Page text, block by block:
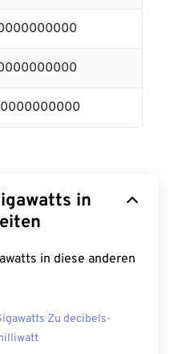
in
in diese anderen
Zu decibels-